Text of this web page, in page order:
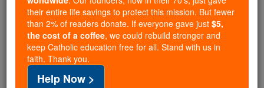
shut down ourCatholic
Online, Catholic Online School, Prayer Candles, and
Catholic Online Learning Resourcesessential faith
tools serving over2.2 million students and millions of
families worldwide. Our founders, now in their 70's,
just gave their entire life savings to protect this mission.
their entire life savings to protect this mission. But fewer
than 2% of readers donate. If everyone gave just $5,
the cost of a coffee, we could rebuild stronger and
keep Catholic education free for all. Stand with us in
faith. Thank you.
Help Now >